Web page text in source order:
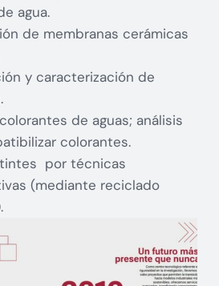
agua.
de membranas cerámicas
y caracterización de
de aguas; análisis
colorantes.
tintes por técnicas
(mediante reciclado